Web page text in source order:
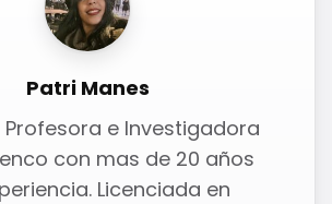
Patri Manes
Profesora e Investigadora
con mas de 20 años
Licenciada en